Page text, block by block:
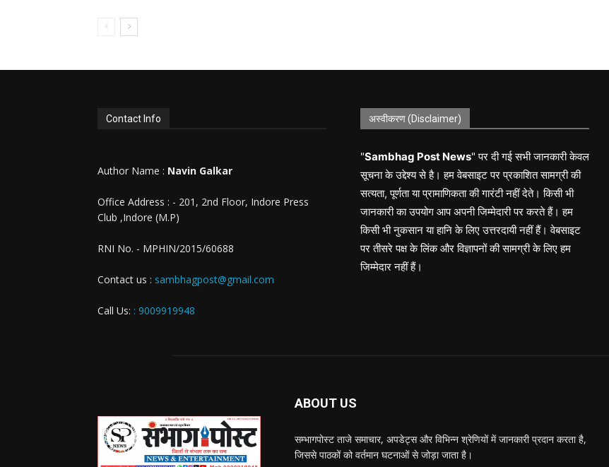
Contact Info
Author Name : Navin Galkar
Office Address : - 201, 2nd Floor, Indore Press
Club ,Indore (M.P)
RNI No. - MPHIN/2015/60688
Contact us : sambhagpost@gmail.com
Call Us: : 9009919948
अस्वीकरण (Disclaimer)
"Sambhag Post News" पर दी गई सभी जानकारी केवल
सूचना के उद्देश्य से है। हम वेबसाइट पर प्रकाशित सामग्री की
सत्यता, पूर्णता या प्रामाणिकता की गारंटी नहीं देते। किसी भी
जानकारी का उपयोग आप अपनी जिम्मेदारी पर करते हैं। हम
किसी भी नुकसान या हानि के लिए उत्तरदायी नहीं हैं। वेबसाइट
पर तीसरे पक्ष के लिंक और विज्ञापनों की सामग्री के लिए हम
जिम्मेदार नहीं हैं।
ABOUT US
सम्भागपोस्ट ताजे समाचार, अपडेट्स और विभिन्न श्रेणियों में जानकारी प्रदान करता है,
जिससे पाठकों को वर्तमान घटनाओं से जोड़ा जाता है।